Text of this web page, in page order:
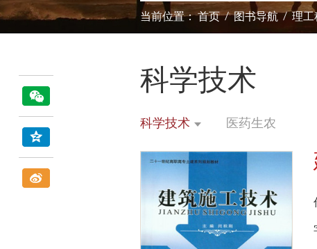
当前位置：首页/图书导航 / 理工
科学技术
科学技术 医药生农